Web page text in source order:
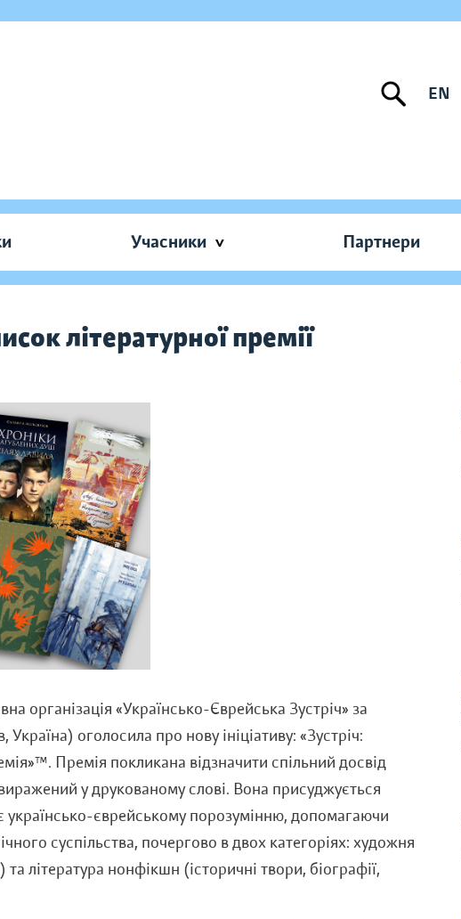
EN
Учасники Партнери
літературної премії
організація «Українсько-Єврейська Зустріч» за
оголосила про нову ініціативу: «Зустріч:
Премія покликана відзначити спільний досвід
у друкованому слові. Вона присуджується
єврейському порозумінню, допомагаючи
суспільства, почергово в двох категоріях: художня
література нонфікшн (історичні твори, біографії,